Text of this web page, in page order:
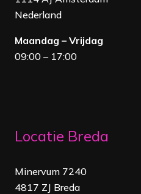
Nederland
Maandag – Vrijdag
09:00 – 17:00
Locatie Breda
Minervum 7240
4817 ZJ Breda